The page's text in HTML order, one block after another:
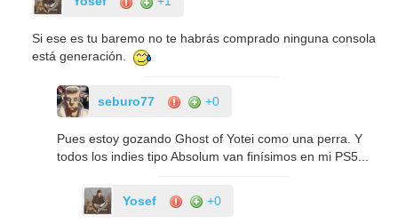
Si ese es tu baremo no te habrás comprado ninguna consola
está generación.
seburo77 +0
Pues estoy gozando Ghost of Yotei como una perra. Y
todos los indies tipo Absolum van finísimos en mi PS5...
Yosef +0